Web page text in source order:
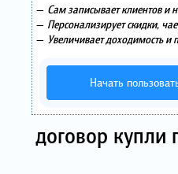
— Сам записывает клиентов и
— Персонализирует скидки,
— Увеличивает доходимость
Начать
договор купли